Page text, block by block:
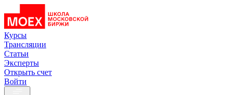
Курсы
Трансляции
Статьи
Эксперты
Открыть счет
Войти